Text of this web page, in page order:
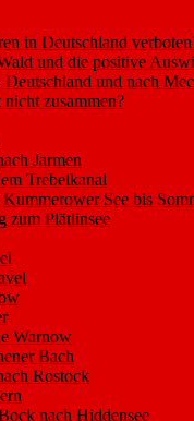
in Deutschland
und die positive
und nach
nicht zusammen?
Jarmen
Trebelkanal
See bis
zum Plätlinsee
Warnow
Bach
Rostock
nach Hiddensee